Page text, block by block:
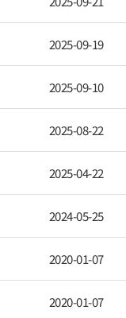
2025-09-19
2025-09-10
2025-08-22
2025-04-22
2024-05-25
2020-01-07
2020-01-07